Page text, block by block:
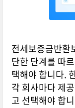
전세보증금반환
단한 단계를 따
택해야 합니다.
각 회사마다 제
고 선택해야 합